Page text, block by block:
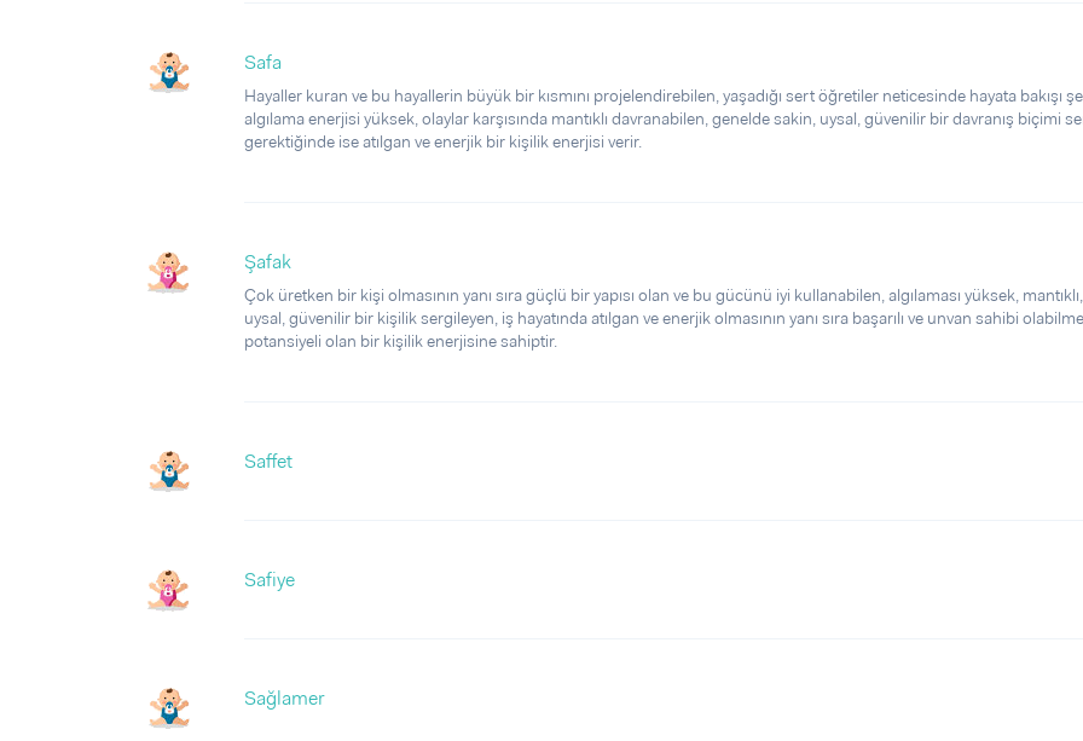
Safa
Hayaller kuran ve bu hayallerin büyük bir kısmını projelendirebilen, yaşadığı sert öğretiler neticesinde hayata bakışı
algılama enerjisi yüksek, olaylar karşısında mantıklı davranabilen, genelde sakin, uysal, güvenilir bir davranış biçimi
gerektiğinde ise atılgan ve enerjik bir kişilik enerjisi verir.
Şafak
Çok üretken bir kişi olmasının yanı sıra güçlü bir yapısı olan ve bu gücünü iyi kullanabilen, algılaması yüksek,
uysal, güvenilir bir kişilik sergileyen, iş hayatında atılgan ve enerjik olmasının yanı sıra başarılı ve unvan sahibi olabilme
potansiyeli olan bir kişilik enerjisine sahiptir.
Saffet
Safiye
Sağlamer